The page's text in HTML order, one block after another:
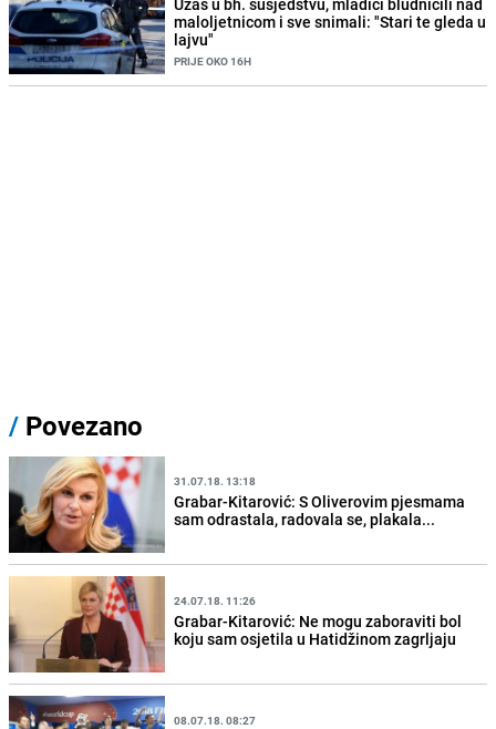
maloljetnicom i sve snimali: "Stari te gleda u
lajvu"
PRIJE OKO 16H
/ Povezano
31.07.18. 13:18
Grabar-Kitarović: S Oliverovim pjesmama
sam odrastala, radovala se, plakala...
24.07.18. 11:26
Grabar-Kitarović: Ne mogu zaboraviti bol
koju sam osjetila u Hatidžinom zagrljaju
08.07.18. 08:27